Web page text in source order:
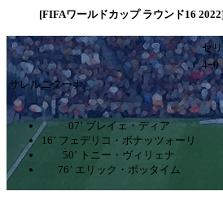
[FIFAワールドカップ ラウンド16
セ
4ｰ0
サレルニターナ
07’ ブレイェ・ディア
16’ フェデリコ・ボナッツォーリ
50’ トニー・ヴィリェナ
76’ エリック・ボッタイム